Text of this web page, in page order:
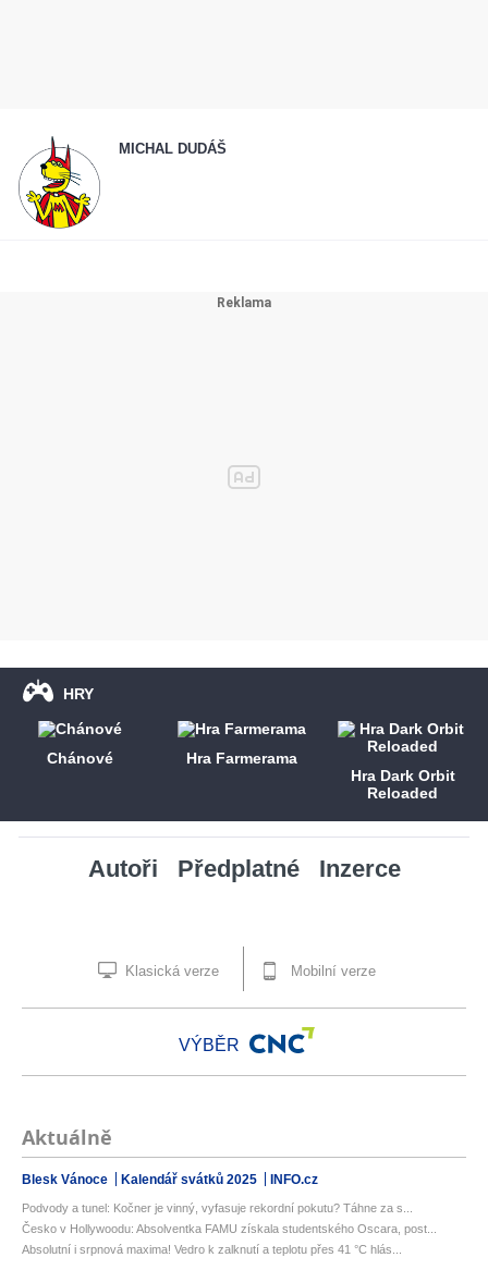
MICHAL DUDÁŠ
HRY
Chánové
Hra Farmerama
Hra Dark Orbit
Reloaded
Autoři Předplatné Inzerce
Klasická verze Mobilní verze
VÝBĚR
Aktuálně
Blesk Vánoce Kalendář svátků 2025 INFO.cz
Podvody a tunel: Kočner je vinný, vyfasuje rekordní pokutu? Táhne za s...
Česko v Hollywoodu: Absolventka FAMU získala studentského Oscara, post...
Absolutní i srpnová maxima! Vedro k zalknutí a teplotu přes 41 °C hlás...